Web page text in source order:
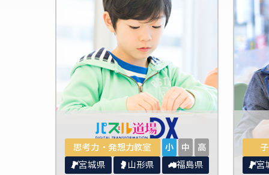
思考力・発想力教室 小 中 高
宮城県 山形県 福島県 宮